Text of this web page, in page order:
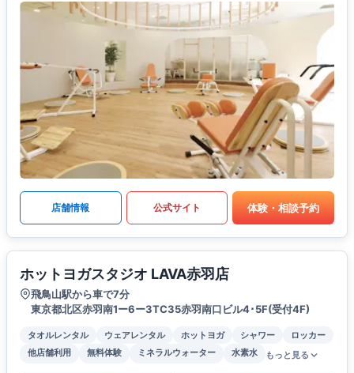
店舗情報 公式サイト 体験・相談予約
ホットヨガスタジオ LAVA赤羽店
飛鳥山駅から車で7分
東京都北区赤羽南1ー6ー3TC35赤羽南口ビル4･5F(受付4F)
タオルレンタル ウェアレンタル ホットヨガ シャワー
ロッカー
他店舗利用
無料体験 ミネラルウォーター 水素水 もっと見る